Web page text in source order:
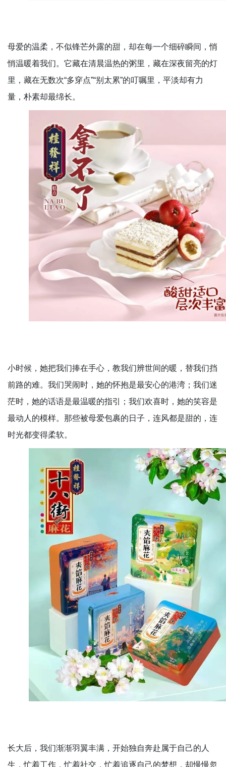
母爱的温柔，不似锋芒外露的甜，却在每一个细碎瞬间，悄
悄温暖着我们。它藏在清晨温热的粥里，藏在深夜留亮的灯
里，藏在无数次“多穿点”“别太累”的叮嘱里，平淡却有力
量，朴素却最绵长。
小时候，她把我们捧在手心，教我们辨世间的暖，替我们挡
前路的难。我们哭闹时，她的怀抱是最安心的港湾；我们迷
茫时，她的话语是最温暖的指引；我们欢喜时，她的笑容是
最动人的模样。那些被母爱包裹的日子，连风都是甜的，连
时光都变得柔软。
长大后，我们渐渐羽翼丰满，开始独自奔赴属于自己的人
生，忙着工作，忙着社交，忙着追逐自己的梦想，却慢慢忽